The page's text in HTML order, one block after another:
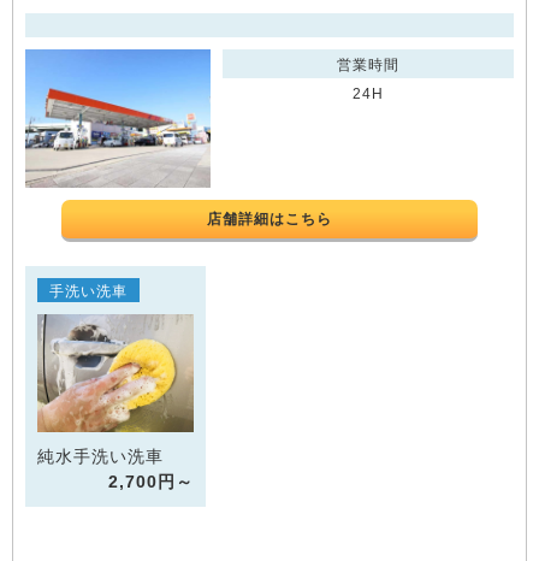
営業時間
24H
店舗詳細はこちら
手洗い洗車
純水手洗い洗車
2,700円～